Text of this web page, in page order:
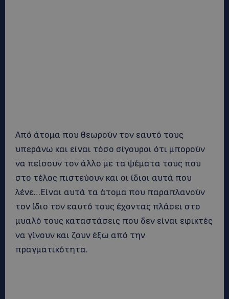
Από άτομα που θεωρούν τον εαυτό τους
υπεράνω και είναι τόσο σίγουροι ότι μπορούν
να πείσουν τον άλλο με τα ψέματα τους που
στο τέλος πιστεύουν και οι ίδιοι αυτά που
λένε…Είναι αυτά τα άτομα που παραπλανούν
τον ίδιο τον εαυτό τους έχοντας πλάσει στο
μυαλό τους καταστάσεις που δεν είναι εφικτές
να γίνουν και ζουν έξω από την
πραγματικότητα.